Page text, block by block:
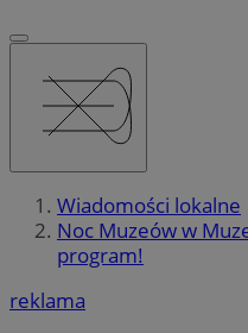
Wiadomości lokalne
Noc Muzeów w
program!
reklama